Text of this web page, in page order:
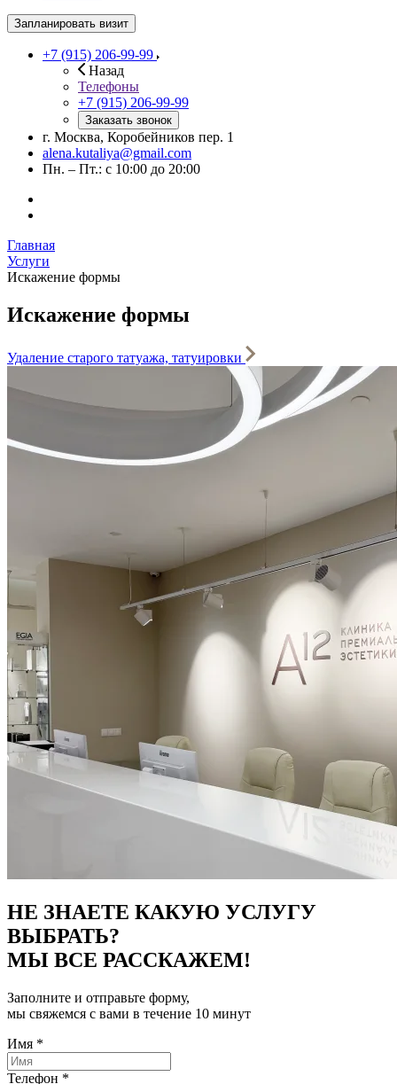
Запланировать визит
+7 (915) 206-99-99
Назад
Телефоны
+7 (915) 206-99-99
Заказать звонок
г. Москва, Коробейников пер. 1
alena.kutaliya@gmail.com
Пн. – Пт.: с 10:00 до 20:00
Главная
Услуги
Искажение формы
Искажение формы
Удаление старого татуажа, татуировки
НЕ ЗНАЕТЕ КАКУЮ УСЛУГУ
ВЫБРАТЬ?
МЫ ВСЕ РАССКАЖЕМ!
Заполните и отправьте форму,
мы свяжемся с вами в течение 10 минут
Имя *
Телефон *